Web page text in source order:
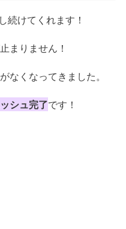
続けてくれます！
まりません！
なくなってきました。
シュ完了です！